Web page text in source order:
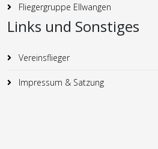
Fliegergruppe Ellwangen
Links und Sonstiges
Vereinsflieger
Impressum & Satzung